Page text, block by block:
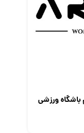
ورزشی